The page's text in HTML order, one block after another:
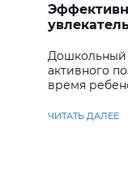
Дошкольный
активного
время
ЧИТАТЬ ДАЛЕЕ